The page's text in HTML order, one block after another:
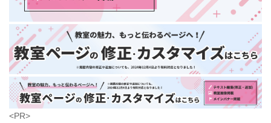
長崎県
熊本県
大分県
宮崎県
鹿児島県
沖縄県
芸術 (179)
<PR>